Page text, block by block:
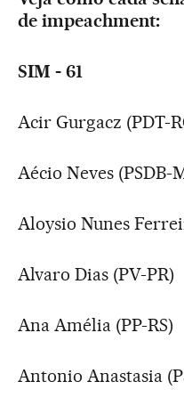
de impeachment:
SIM - 61
Acir Gurgacz (PDT-
Aécio Neves (PSDB-
Aloysio Nunes
Alvaro Dias (PV-PR)
Ana Amélia (PP-RS)
Antonio Anastasia